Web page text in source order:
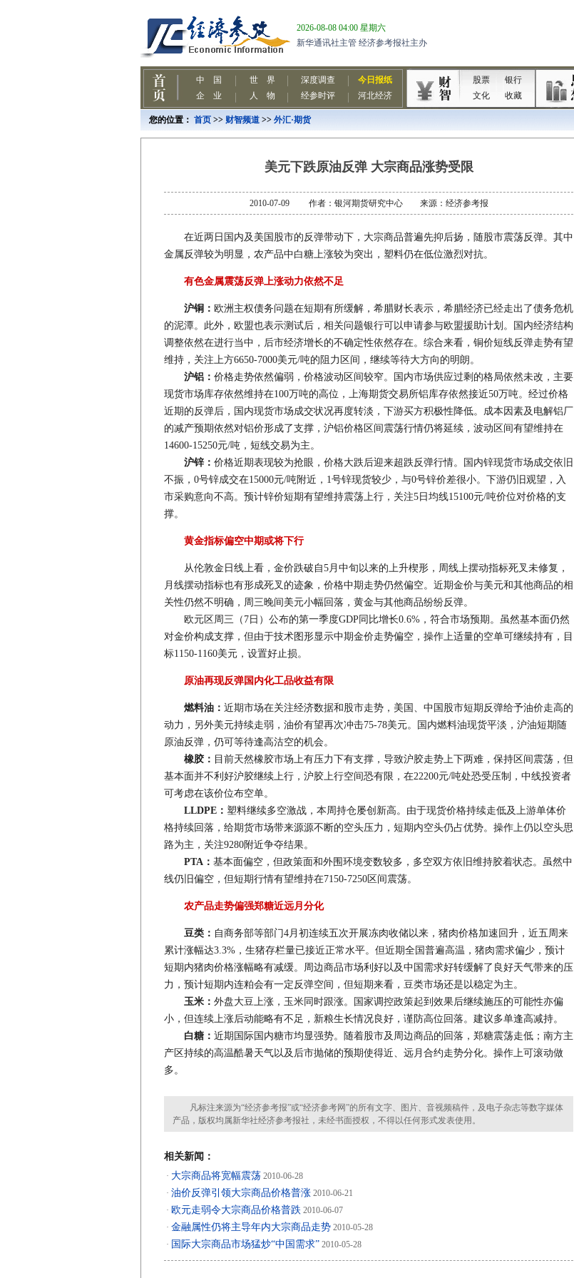
您的位置： 首页 >> 财智频道 >> 外汇·期货
美元下跌原油反弹 大宗商品涨势受限
2010-07-09 作者：银河期货研究中心 来源：经济参考报
在近两日国内及美国股市的反弹带动下，大宗商品普遍先抑后扬，随股市震荡反弹。其中
金属反弹较为明显，农产品中白糖上涨较为突出，塑料仍在低位激烈对抗。
有色金属震荡反弹上涨动力依然不足
沪铜： 欧洲主权债务问题在短期有所缓解，希腊财长表示，希腊经济已经走出了债务危机
的泥潭。此外，欧盟也表示测试后，相关问题银行可以申请参与欧盟援助计划。国内经济结构
调整依然在进行当中，后市经济增长的不确定性依然存在。综合来看，铜价短线反弹走势有望
维持，关注上方6650-7000美元/吨的阻力区间，继续等待大方向的明朗。
沪铝： 价格走势依然偏弱，价格波动区间较窄。国内市场供应过剩的格局依然未改，主要
现货市场库存依然维持在100万吨的高位，上海期货交易所铝库存依然接近50万吨。经过价格
近期的反弹后，国内现货市场成交状况再度转淡，下游买方积极性降低。成本因素及电解铝厂
的减产预期依然对铝价形成了支撑，沪铝价格区间震荡行情仍将延续，波动区间有望维持在
14600-15250元/吨，短线交易为主。
沪锌： 价格近期表现较为抢眼，价格大跌后迎来超跌反弹行情。国内锌现货市场成交依旧
不振，0号锌成交在15000元/吨附近，1号锌现货较少，与0号锌价差很小。下游仍旧观望，入
市采购意向不高。预计锌价短期有望维持震荡上行，关注5日均线15100元/吨价位对价格的支
撑。
黄金指标偏空中期或将下行
从伦敦金日线上看，金价跌破自5月中旬以来的上升楔形，周线上摆动指标死叉未修复，
月线摆动指标也有形成死叉的迹象，价格中期走势仍然偏空。近期金价与美元和其他商品的相
关性仍然不明确，周三晚间美元小幅回落，黄金与其他商品纷纷反弹。
欧元区周三（7日）公布的第一季度GDP同比增长0.6%，符合市场预期。虽然基本面仍然
对金价构成支撑，但由于技术图形显示中期金价走势偏空，操作上适量的空单可继续持有，目
标1150-1160美元，设置好止损。
原油再现反弹国内化工品收益有限
燃料油： 近期市场在关注经济数据和股市走势，美国、中国股市短期反弹给予油价走高的
动力，另外美元持续走弱，油价有望再次冲击75-78美元。国内燃料油现货平淡，沪油短期随
原油反弹，仍可等待逢高沽空的机会。
橡胶： 目前天然橡胶市场上有压力下有支撑，导致沪胶走势上下两难，保持区间震荡，但
基本面并不利好沪胶继续上行，沪胶上行空间恐有限，在22200元/吨处恐受压制，中线投资者
可考虑在该价位布空单。
LLDPE： 塑料继续多空激战，本周持仓屡创新高。由于现货价格持续走低及上游单体价
格持续回落，给期货市场带来源源不断的空头压力，短期内空头仍占优势。操作上仍以空头思
路为主，关注9280附近争夺结果。
PTA： 基本面偏空，但政策面和外围环境变数较多，多空双方依旧维持胶着状态。虽然中
线仍旧偏空，但短期行情有望维持在7150-7250区间震荡。
农产品走势偏强郑糖近远月分化
豆类： 自商务部等部门4月初连续五次开展冻肉收储以来，猪肉价格加速回升，近五周来
累计涨幅达3.3%，生猪存栏量已接近正常水平。但近期全国普遍高温，猪肉需求偏少，预计
短期内猪肉价格涨幅略有减缓。周边商品市场利好以及中国需求好转缓解了良好天气带来的压
力，预计短期内连粕会有一定反弹空间，但短期来看，豆类市场还是以稳定为主。
玉米： 外盘大豆上涨，玉米同时跟涨。国家调控政策起到效果后继续施压的可能性亦偏
小，但连续上涨后动能略有不足，新粮生长情况良好，谨防高位回落。建议多单逢高减持。
白糖： 近期国际国内糖市均显强势。随着股市及周边商品的回落，郑糖震荡走低；南方主
产区持续的高温酷暑天气以及后市抛储的预期使得近、远月合约走势分化。操作上可滚动做
多。
凡标注来源为“经济参考报”或“经济参考网”的所有文字、图片、音视频稿件，及电子杂志等数字媒体
产品，版权均属新华社经济参考报社，未经书面授权，不得以任何形式发表使用。
相关新闻：
· 大宗商品将宽幅震荡 2010-06-28
· 油价反弹引领大宗商品价格普涨 2010-06-21
· 欧元走弱令大宗商品价格普跌 2010-06-07
· 金融属性仍将主导年内大宗商品走势 2010-05-28
· 国际大宗商品市场猛炒“中国需求” 2010-05-28